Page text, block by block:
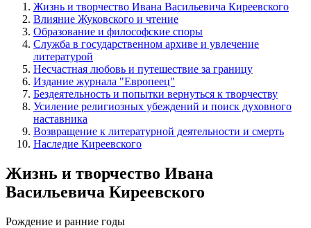
Жизнь и творчество Ивана Васильевича Киреевского
Влияние Жуковского и чтение
Образование и философские споры
Служба в государственном архиве и увлечение
литературой
Несчастная любовь и путешествие за границу
Издание журнала "Европеец"
Бездеятельность и попытки вернуться к творчеству
Усиление религиозных убеждений и поиск духовного
наставника
Возвращение к литературной деятельности и смерть
Наследие Киреевского
Жизнь и творчество Ивана
Васильевича Киреевского
Рождение и ранние годы